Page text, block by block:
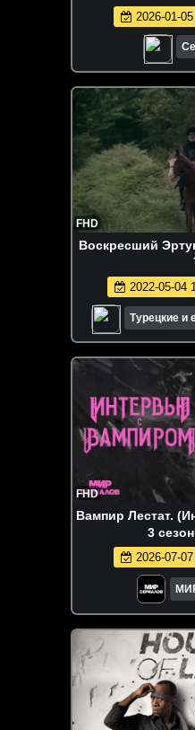
2026-01-
FHD
Воскресший
2022-05-04
Турецкие и
FHD
Вампир Лестат.
3
2026-07-